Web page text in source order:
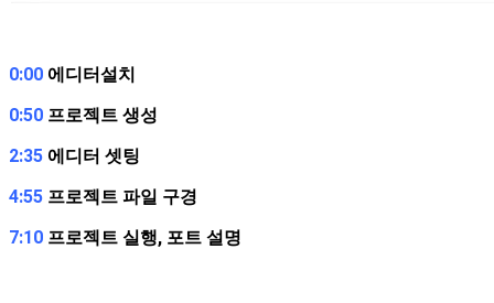
0:00 에디터설치
0:50 프로젝트 생성
2:35 에디터 셋팅
4:55 프로젝트 파일 구경
7:10 프로젝트 실행, 포트 설명